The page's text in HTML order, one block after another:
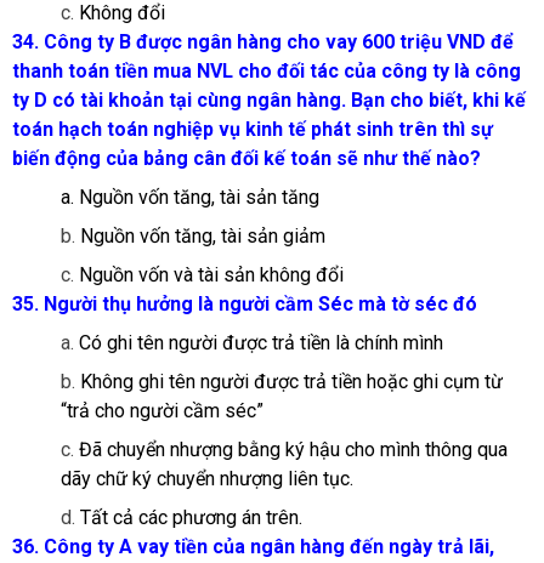
c. Không đổi
34. Công ty B được ngân hàng cho vay 600 triệu VND để
thanh toán tiền mua NVL cho đối tác của công ty là công
ty D có tài khoản tại cùng ngân hàng. Bạn cho biết, khi kế
toán hạch toán nghiệp vụ kinh tế phát sinh trên thì sự
biến động của bảng cân đối kế toán sẽ như thế nào?
a. Nguồn vốn tăng, tài sản tăng
b. Nguồn vốn tăng, tài sản giảm
c. Nguồn vốn và tài sản không đổi
35. Người thụ hưởng là người cầm Séc mà tờ séc đó
a. Có ghi tên người được trả tiền là chính mình
b. Không ghi tên người được trả tiền hoặc ghi cụm từ
“trả cho người cầm séc”
c. Đã chuyển nhượng bằng ký hậu cho mình thông qua
dãy chữ ký chuyển nhượng liên tục.
d. Tất cả các phương án trên.
36. Công ty A vay tiền của ngân hàng đến ngày trả lãi,